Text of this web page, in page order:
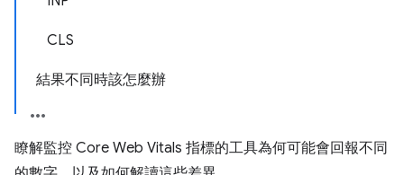
CLS
結果不同時該怎麼辦
瞭解監控 Core Web Vitals 指標的工具為何可能會回報不同